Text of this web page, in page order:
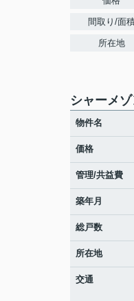
間取り/面
所在地
シャーメ
物件名
価格
管理/共益費
築年月
総戸数
所在地
交通